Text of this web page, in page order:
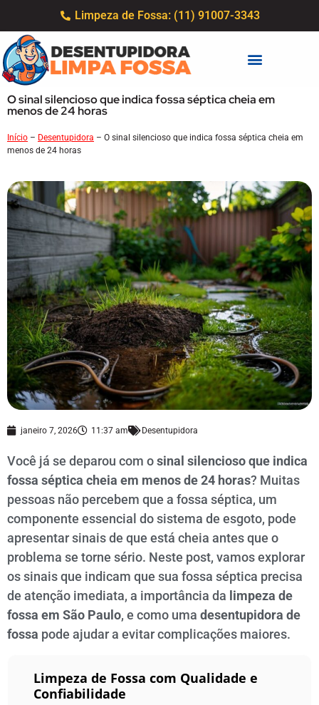
Limpeza de Fossa: (11) 91007-3343
O sinal silencioso que indica fossa séptica cheia em
menos de 24 horas
Início – Desentupidora – O sinal silencioso que indica fossa séptica cheia em
menos de 24 horas
janeiro 7, 2026 11:37 am Desentupidora
Você já se deparou com osinal silencioso que indica
fossa séptica cheia em menos de 24 horas? Muitas
pessoas não percebem que a fossa séptica, um
componente essencial do sistema de esgoto, pode
apresentar sinais de que está cheia antes que o
problema se torne sério. Neste post, vamos explorar
os sinais que indicam que sua fossa séptica precisa
de atenção imediata, a importância da limpeza de
fossa em São Paulo, e como uma desentupidora de
fossa pode ajudar a evitar complicações maiores.
Limpeza de Fossa com Qualidade e
Confiabilidade